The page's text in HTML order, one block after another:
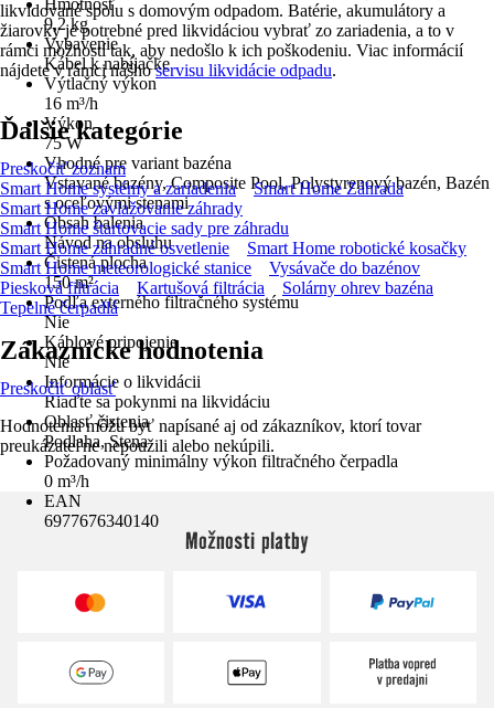
Hmotnosť
9,2 kg
Vybavenie
Kábel k nabíjačke
Výtlačný výkon
16 m³/h
Výkon
75 W
Vhodné pre variant bazéna
Vstavané bazény, Composite Pool, Polystyrenový bazén, Bazén
s oceľovými stenami
Obsah balenia
Návod na obsluhu
Čistená plocha
150 m²
Podľa externého filtračného systému
Nie
Káblové pripojenie
Nie
Informácie o likvidácii
Riaďte sa pokynmi na likvidáciu
Oblasť čistenia
Podlaha, Stena
Požadovaný minimálny výkon filtračného čerpadla
0 m³/h
EAN
6977676340140
likvidované spolu s domovým odpadom. Batérie, akumulátory a
žiarovky je potrebné pred likvidáciou vybrať zo zariadenia, a to v
rámci možností tak, aby nedošlo k ich poškodeniu. Viac informácií
nájdete v rámci nášhoservisu likvidácie odpadu.
Ďalšie kategórie
Preskočiť zoznam
Smart Home systémy a zariadenia
Smart Home Záhrada
Smart Home zavlažovanie záhrady
Smart Home štartovacie sady pre záhradu
Smart Home záhradné osvetlenie
Smart Home robotické kosačky
Smart Home meteorologické stanice
Vysávače do bazénov
Piesková filtrácia
Kartušová filtrácia
Solárny ohrev bazéna
Tepelné čerpadlá
Zákaznícke hodnotenia
Preskočiť oblasť
Hodnotenia môžu byť napísané aj od zákazníkov, ktorí tovar
preukázateľne nepoužili alebo nekúpili.
Možnosti platby